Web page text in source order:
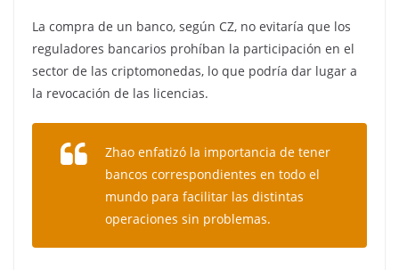
La compra de un banco, según CZ, no evitaría que los
reguladores bancarios prohíban la participación en el
sector de las criptomonedas, lo que podría dar lugar a
la revocación de las licencias.
Zhao enfatizó la importancia de tener
bancos correspondientes en todo el
mundo para facilitar las distintas
operaciones sin problemas.